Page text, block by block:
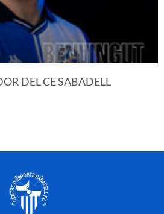
DEL CE SABADELL